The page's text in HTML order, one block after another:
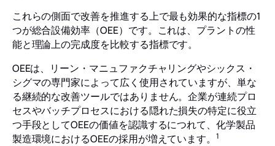
これらの側面で改善を推進する上で最も効果的な指標の1
つが総合設備効率（OEE）です。これは、プラントの性
能と理論上の完成度を比較する指標です。
OEEは、リーン・マニュファクチャリングやシックス・
シグマの専門家によって広く使用されていますが、単な
る継続的な改善ツールではありません。企業が連続プロ
セスやバッチプロセスにおける隠れた損失の特定に役立
つ手段としてOEEの価値を認識するにつれて、化学製品
製造環境におけるOEEの採用が増えています。1